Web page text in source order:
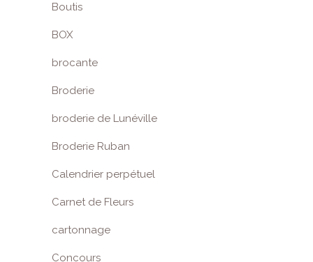
Boutis
BOX
brocante
Broderie
broderie de Lunéville
Broderie Ruban
Calendrier perpétuel
Carnet de Fleurs
cartonnage
Concours